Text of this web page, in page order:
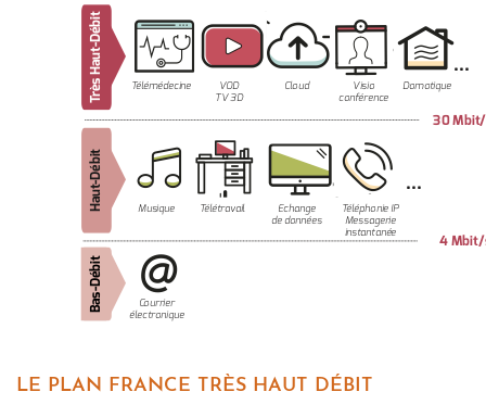
LE PLAN FRANCE TRÈS HAUT DÉBIT